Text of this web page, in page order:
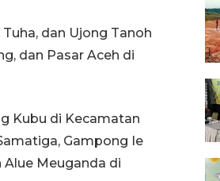
dan Ujong Tanoh
dan Pasar Aceh di
Kubu di Kecamatan
Gampong Ie
Meuganda di